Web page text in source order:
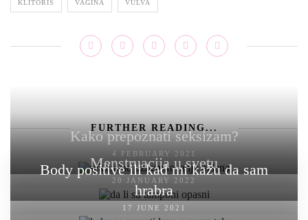
KLITORIS VAGINA VULVA
FURTHER READING...
Kako prepoznati seksizam?
4 FEBRUARY 2021
Menstruacija u svetu
20 JANUARY 2022
Body positive ili kad mi kažu da sam
hrabra
17 JUNE 2021